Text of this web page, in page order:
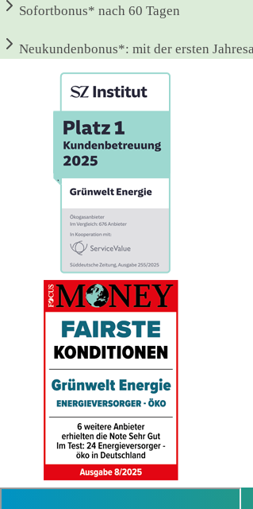
Sofortbonus* nach 60 Tagen
Neukundenbonus*: mit der ersten